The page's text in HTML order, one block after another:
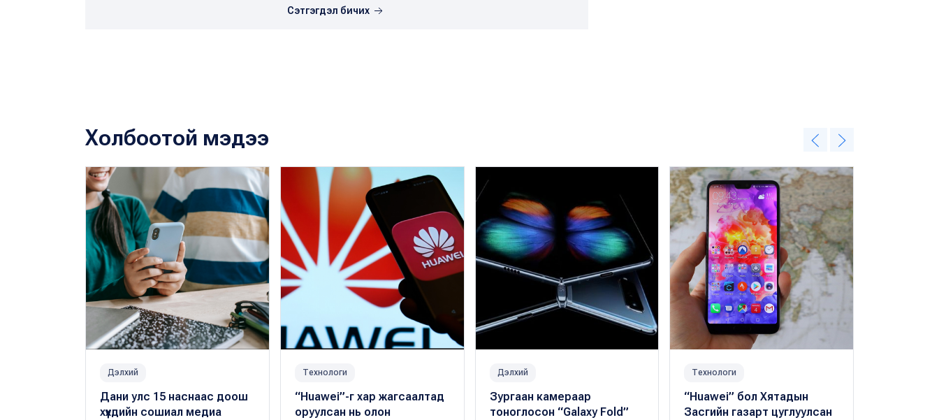
Сэтгэгдэл бичих
Холбоотой мэдээ
Дэлхий
Дани улс 15 наснаас доош
хүүхдийн сошиал медиа
Технологи
“Huawei”-г хар жагсаалтад
оруулсан нь олон
Дэлхий
Зургаан камераар
тоноглосон “Galaxy Fold”
Технологи
“Huawei” бол Хятадын
Засгийн газарт цуглуулсан